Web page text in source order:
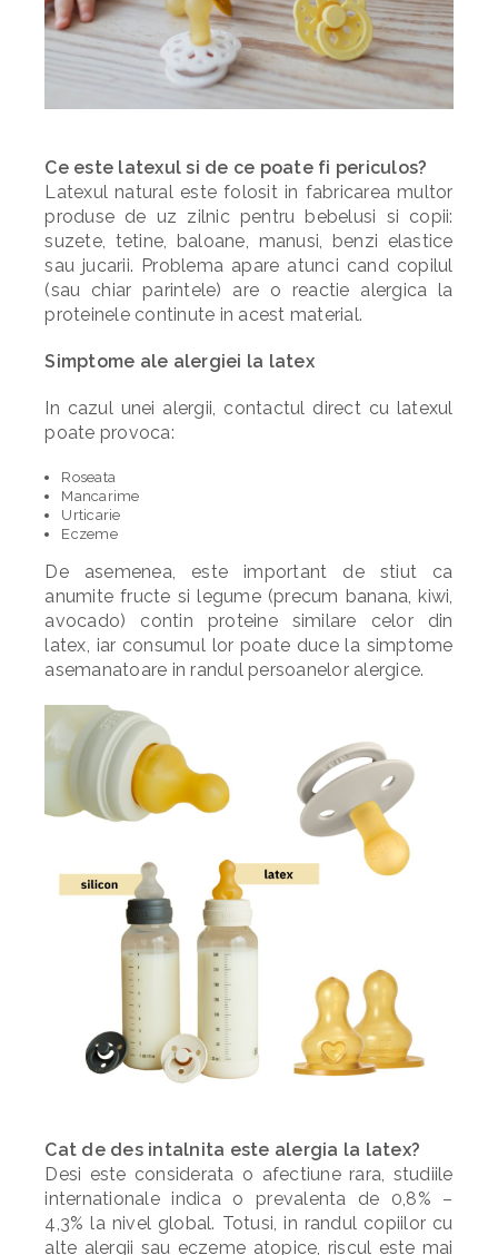
Ce este latexul si de ce poate fi periculos?
Latexul natural este folosit in fabricarea multor
produse de uz zilnic pentru bebelusi si copii:
suzete, tetine, baloane, manusi, benzi elastice
sau jucarii. Problema apare atunci cand copilul
(sau chiar parintele) are o reactie alergica la
proteinele continute in acest material.
Simptome ale alergiei la latex
In cazul unei alergii, contactul direct cu latexul
poate provoca:
Roseata
Mancarime
Urticarie
Eczeme
De asemenea, este important de stiut ca
anumite fructe si legume (precum banana, kiwi,
avocado) contin proteine similare celor din
latex, iar consumul lor poate duce la simptome
asemanatoare in randul persoanelor alergice.
Cat de des intalnita este alergia la latex?
Desi este considerata o afectiune rara, studiile
internationale indica o prevalenta de 0,8% –
4,3% la nivel global. Totusi, in randul copiilor cu
alte alergii sau eczeme atopice, riscul este mai